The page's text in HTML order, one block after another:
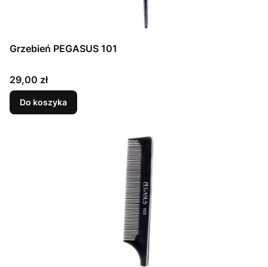
Grzebień PEGASUS 101
Cena
29,00 zł
Do koszyka